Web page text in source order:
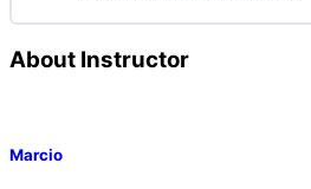
About Instructor
Marcio